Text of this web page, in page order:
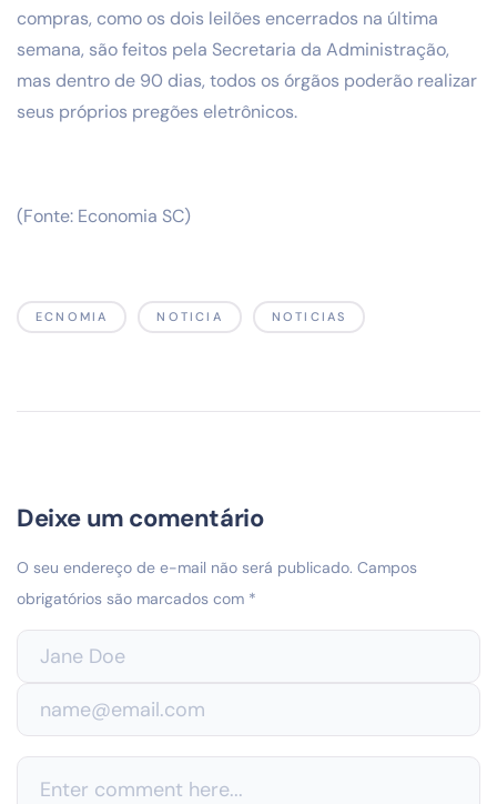
compras, como os dois leilões encerrados na última
semana, são feitos pela Secretaria da Administração,
mas dentro de 90 dias, todos os órgãos poderão realizar
seus próprios pregões eletrônicos.
(Fonte: Economia SC)
ECNOMIA NOTICIA NOTICIAS
Deixe um comentário
O seu endereço de e-mail não será publicado. Campos
obrigatórios são marcados com *